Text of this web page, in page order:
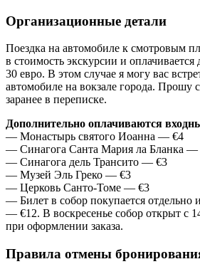
Организационные детали
Поездка на автомобиле к смотровым
в стоимость экскурсии и оплачивается
30 евро. В этом случае я могу вас
автомобиле на вокзале города. Прошу
заранее в переписке.
Дополнительно оплачиваются
— Монастырь святого Иоанна — €4
— Синагога Санта Мария ла Бланка —
— Синагога дель Трансито — €3
— Музей Эль Греко — €3
— Церковь Санто-Томе — €3
— Билет в собор покупается отдельно
— €12. В воскресенье собор открыт с
при оформлении заказа.
Правила отмены